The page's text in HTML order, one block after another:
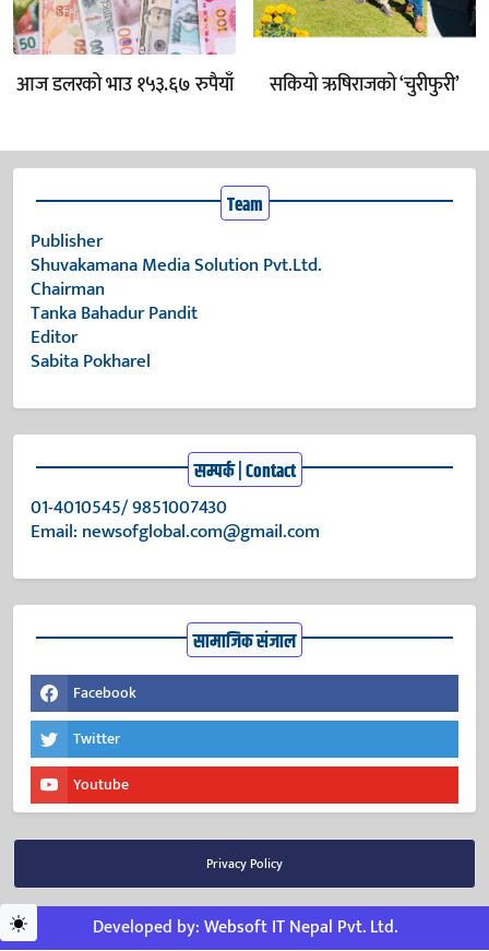
आज डलरको भाउ १५३.६७ रुपैयाँ सकियो ऋषिराजको ‘चुरीफुरी’
Team
Publisher
Shuvakamana Media Solution Pvt.Ltd.
Chairman
Tanka Bahadur Pandit
Editor
Sabita Pokharel
सम्पर्क | Contact
01-4010545/ 9851007430
Email: newsofglobal.com@gmail.com
सामाजिक संजाल
Facebook
Twitter
Youtube
Privacy Policy
Developed by:Websoft IT Nepal Pvt. Ltd.